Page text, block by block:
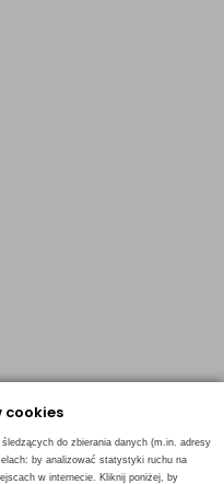
cookies
do zbierania danych (m.in. adresy
by analizować statystyki ruchu na
w internecie. Kliknij poniżej, by